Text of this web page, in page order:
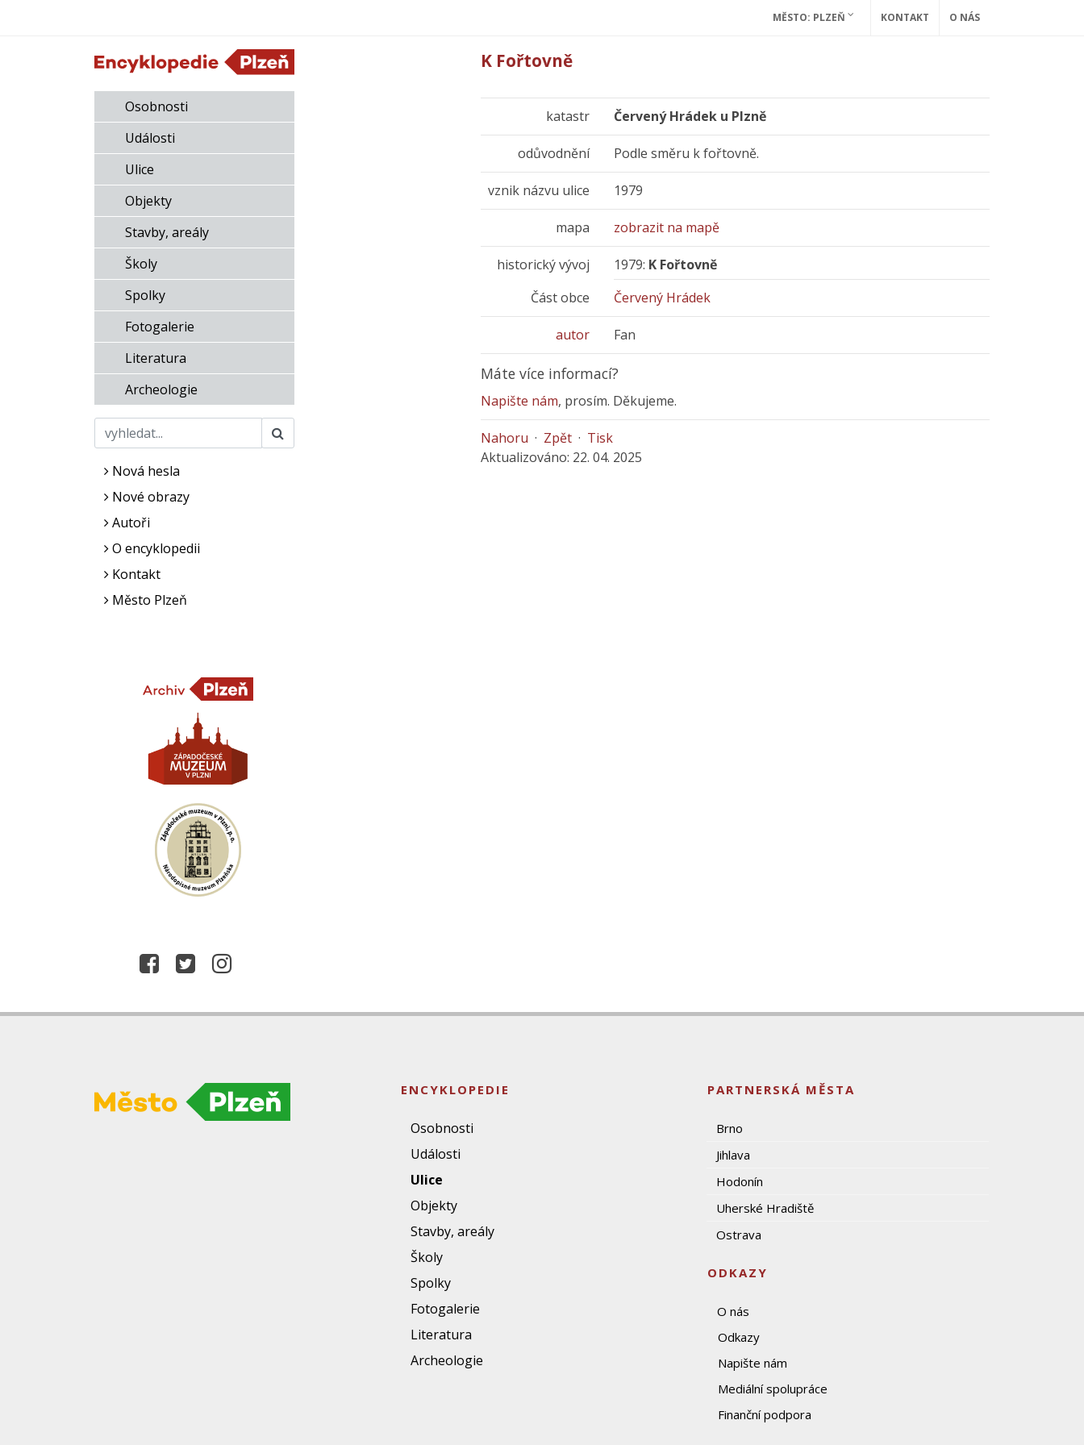
MĚSTO: PLZEŇ KONTAKT O NÁS
Osobnosti
Události
Ulice
Objekty
Stavby, areály
Školy
Spolky
Fotogalerie
Literatura
Archeologie
Nová hesla
Nové obrazy
Autoři
O encyklopedii
Kontakt
Město Plzeň
K Fořtovně
katastr Červený Hrádek u Plzně
odůvodnění Podle směru k fořtovně.
vznik názvu ulice 1979
mapa zobrazit na mapě
historický vývoj 1979: K Fořtovně
Část obce
Červený Hrádek
autor Fan
Máte více informací?
Napište nám, prosím. Děkujeme.
Nahoru · Zpět · Tisk
Aktualizováno: 22. 04. 2025
ENCYKLOPEDIE
Osobnosti
Události
Ulice
Objekty
Stavby, areály
Školy
Spolky
Fotogalerie
Literatura
Archeologie
PARTNERSKÁ MĚSTA
Brno
Jihlava
Hodonín
Uherské Hradiště
Ostrava
ODKAZY
O nás
Odkazy
Napište nám
Mediální spolupráce
Finanční podpora